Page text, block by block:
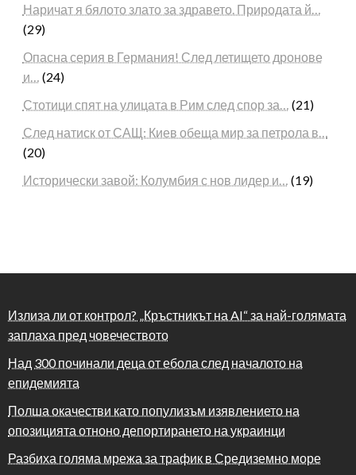
Наричат я бялото злато за здравето. Природата й…
(29)
Опасна серия в Германия! След летището дронове
и… (24)
Стотици спят на улицата в Рим след спор за… (21)
След натиск от САЩ: Киев обеща мир за петрола в…
(20)
Исторически завой: Колумбия с нов лидер и… (19)
Излиза ли от контрол? „Кръстникът на AI“ за най-голямата
заплаха пред човечеството
Над 300 починали деца от ебола след началото на
епидемията
Полша окачестви като популизъм изявлението на
опозицията отноно депортирането на украинци
Разбиха голяма мрежа за трафик в Средиземно море